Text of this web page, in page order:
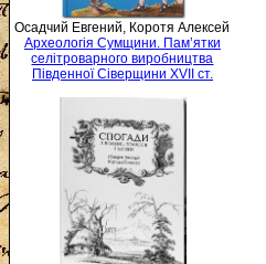
Осадчий Евгений, Коротя Алексей
Археологія Сумщини. Пам’ятки
селітроварного виробництва
Південної Сіверщини XVII ст.